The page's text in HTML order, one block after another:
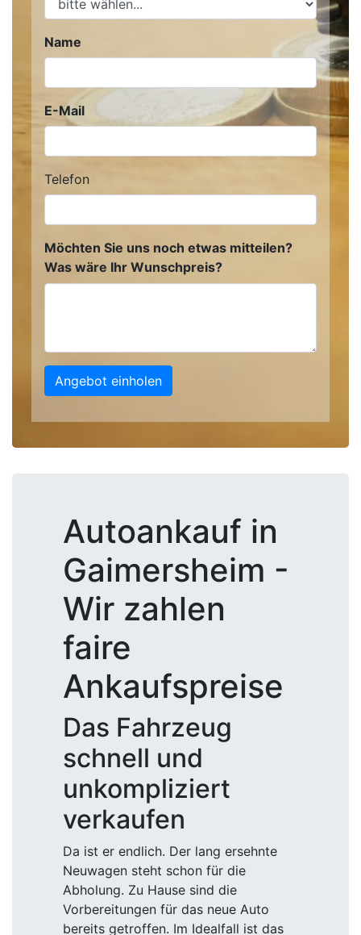
Name
E-Mail
Telefon
Möchten Sie uns noch etwas mitteilen?
Was wäre Ihr Wunschpreis?
Angebot einholen
Autoankauf in
Gaimersheim -
Wir zahlen
faire
Ankaufspreise
Das Fahrzeug
schnell und
unkompliziert
verkaufen
Da ist er endlich. Der lang ersehnte
Neuwagen steht schon für die
Abholung. Zu Hause sind die
Vorbereitungen für das neue Auto
bereits getroffen. Im Idealfall ist das